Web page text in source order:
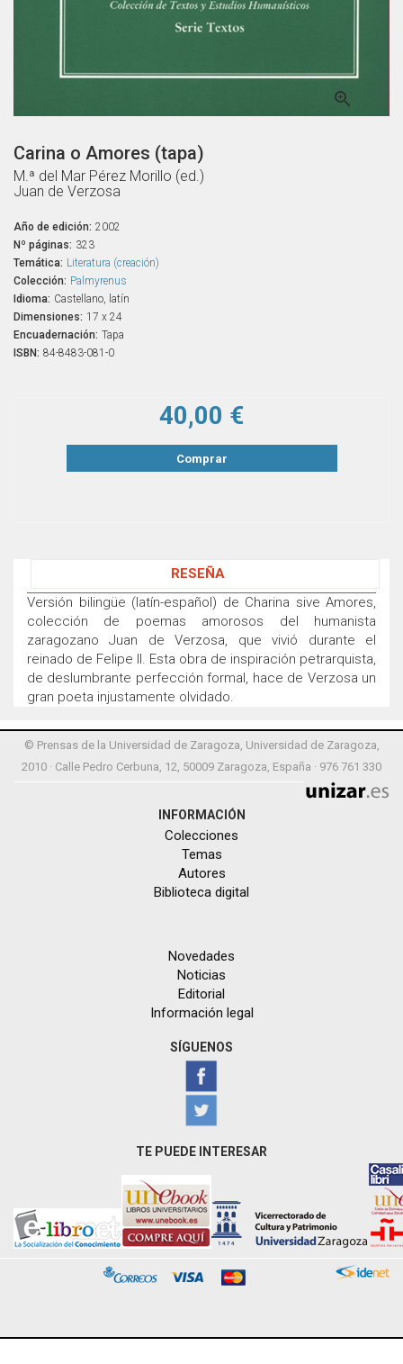

Carina o Amores (tapa)
M.ª del Mar Pérez Morillo (ed.)
Juan de Verzosa
Año de edición: 2002
Nº páginas: 323
Temática: Literatura (creación)
Colección: Palmyrenus
Idioma: Castellano, latín
Dimensiones: 17 x 24
Encuadernación: Tapa
ISBN: 84-8483-081-0
40,00 €
Comprar
RESEÑA
Versión bilingüe (latín-español) de Charina sive Amores,
colección de poemas amorosos del humanista
zaragozano Juan de Verzosa, que vivió durante el
reinado de Felipe II. Esta obra de inspiración petrarquista,
de deslumbrante perfección formal, hace de Verzosa un
gran poeta injustamente olvidado.
© Prensas de la Universidad de Zaragoza, Universidad de Zaragoza,
2010 · Calle Pedro Cerbuna, 12, 50009 Zaragoza, España · 976 761 330
INFORMACIÓN
Colecciones
Temas
Autores
Biblioteca digital
Novedades
Noticias
Editorial
Información legal
SÍGUENOS
TE PUEDE INTERESAR